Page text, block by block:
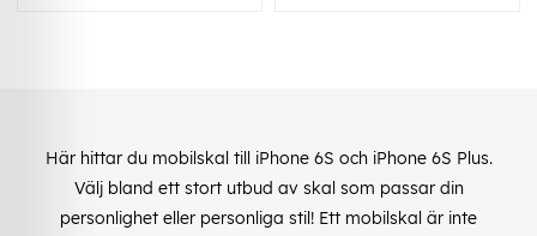
Här hittar du mobilskal till iPhone 6S och iPhone 6S Plus.
Välj bland ett stort utbud av skal som passar din
personlighet eller personliga stil! Ett mobilskal är inte